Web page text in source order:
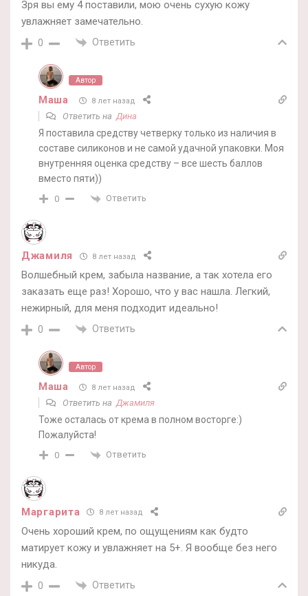
Зря вы ему 4 поставили, мою очень сухую кожу
увлажняет замечательно.
0 Ответить
Автор
Маша 8 лет назад
Ответить наДина
Я поставила средству четверку только из наличия в
составе силиконов и не самой удачной упаковки. Моя
внутренняя оценка средству – все шесть баллов
вместо пяти))
0 Ответить
Джамиля 8 лет назад
Волшебный крем, забыла название, а так хотела его
заказать еще раз! Хорошо, что у вас нашла. Легкий,
нежирный, для меня подходит идеально!
0 Ответить
Автор
Маша 8 лет назад
Ответить наДжамиля
Тоже осталась от крема в полном восторге:)
Пожалуйста!
0 Ответить
Маргарита 8 лет назад
Очень хороший крем, по ощущениям как будто
матирует кожу и увлажняет на 5+. Я вообще без него
никуда.
0 Ответить